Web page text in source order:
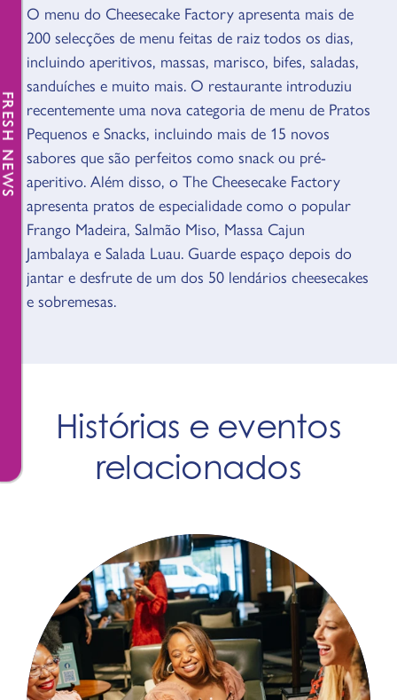
VISÃO GERAL
O menu do Cheesecake Factory apresenta mais de
200 selecções de menu feitas de raiz todos os dias,
incluindo aperitivos, massas, marisco, bifes, saladas,
sanduíches e muito mais. O restaurante introduziu
recentemente uma nova categoria de menu de Pratos
Pequenos e Snacks, incluindo mais de 15 novos
sabores que são perfeitos como snack ou pré-
aperitivo. Além disso, o The Cheesecake Factory
apresenta pratos de especialidade como o popular
Frango Madeira, Salmão Miso, Massa Cajun
Jambalaya e Salada Luau. Guarde espaço depois do
jantar e desfrute de um dos 50 lendários cheesecakes
e sobremesas.
Histórias e eventos
relacionados
NEWS